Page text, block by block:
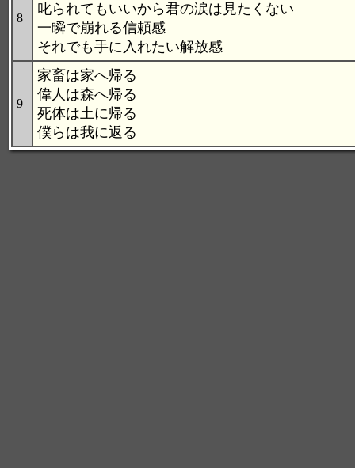
8
叱られてもいいから君の涙は見たくない
一瞬で崩れる信頼感
それでも手に入れたい解放感
9
家畜は家へ帰る
偉人は森へ帰る
死体は土に帰る
僕らは我に返る